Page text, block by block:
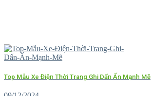
Top Mẫu Xe Điện Thời Trang Ghi Dấn Ấn Mạnh Mẽ